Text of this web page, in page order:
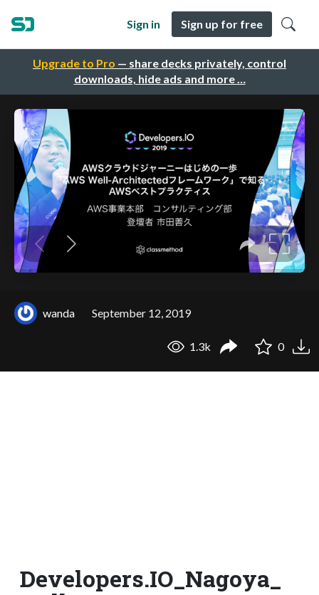
Upgrade to Pro — share decks privately, control
downloads, hide ads and more …
Sign in Sign up for free
wanda September 12, 2019
1.3k 0
Developers.IO_Nagoya_